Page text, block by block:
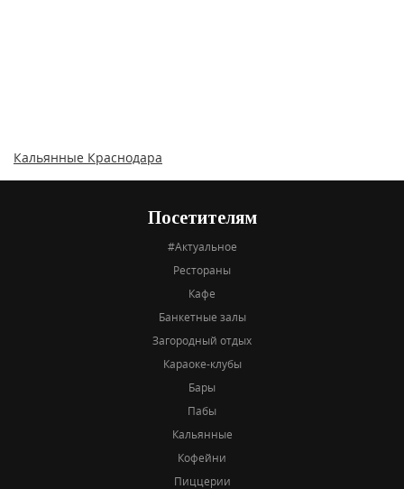
Кальянные Краснодара
Посетителям
#Актуальное
Рестораны
Кафе
Банкетные залы
Загородный отдых
Караоке-клубы
Бары
Пабы
Кальянные
Кофейни
Пиццерии